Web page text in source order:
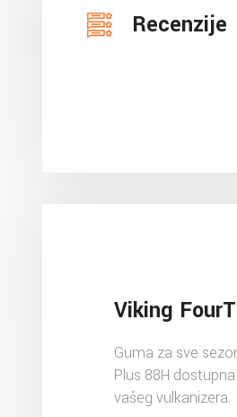
Recenzije
Viking
Guma za sve
Plus 88H
vašeg vulkanizera.